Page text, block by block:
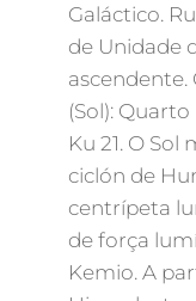
Galáctico.
de Unidade
(Sol):
Ku 21. O
ciclón de
centrípeta
de força
Kemio. A